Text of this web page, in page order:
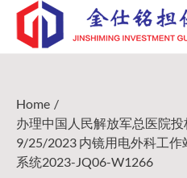
Skip
content
Home
办理中国人民解放军总医院
9/25/2023 内镜用电外科工
系统2023-JQ06-W1266